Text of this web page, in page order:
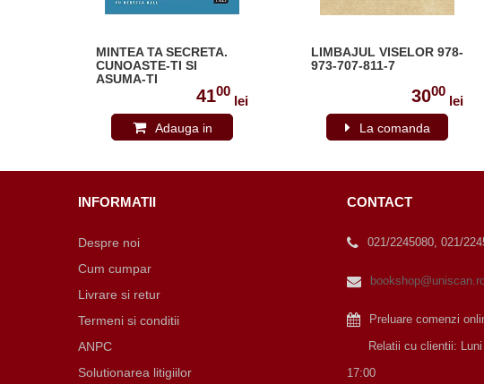
MINTEA TA SECRETA.
CUNOASTE-TI SI
ASUMA-TI
INCONSTIENTUL 978-
4100
lei
Adauga in
LIMBAJUL VISELOR 978-
973-707-811-7
3000
lei
La comanda
INFORMATII
Despre noi
Cum cumpar
Livrare si retur
Termeni si conditii
ANPC
Solutionarea litigiilor
CONTACT
021/2245080, 021/
Preluare comenzi
Relatii cu clientii: Luni
17:00